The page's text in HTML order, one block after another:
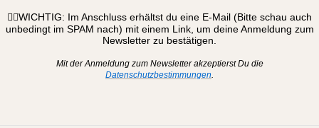
☝🏼WICHTIG: Im Anschluss erhältst du eine E-Mail (Bitte schau auch
unbedingt im SPAM nach) mit einem Link, um deine Anmeldung zum
Newsletter zu bestätigen.
Mit der Anmeldung zum Newsletter akzeptierst Du die
Datenschutzbestimmungen.